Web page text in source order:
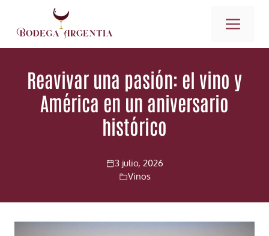
contenido
Reavivar una pasión: el vino y
América en un aniversario
histórico
3 julio, 2026
Vinos